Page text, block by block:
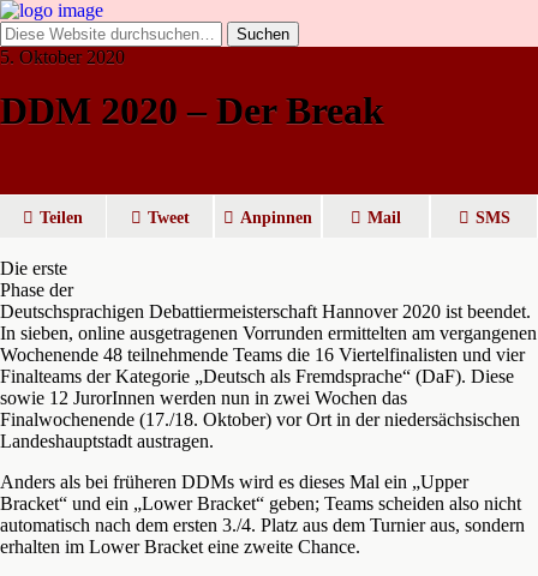
5. Oktober 2020
DDM 2020 – Der Break
Teilen Tweet Anpinnen Mail SMS
Die erste
Phase der
Deutschsprachigen Debattiermeisterschaft Hannover 2020 ist beendet.
In sieben, online ausgetragenen Vorrunden ermittelten am vergangenen
Wochenende 48 teilnehmende Teams die 16 Viertelfinalisten und vier
Finalteams der Kategorie „Deutsch als Fremdsprache“ (DaF). Diese
sowie 12 JurorInnen werden nun in zwei Wochen das
Finalwochenende (17./18. Oktober) vor Ort in der niedersächsischen
Landeshauptstadt austragen.
Anders als bei früheren DDMs wird es dieses Mal ein „Upper
Bracket“ und ein „Lower Bracket“ geben; Teams scheiden also nicht
automatisch nach dem ersten 3./4. Platz aus dem Turnier aus, sondern
erhalten im Lower Bracket eine zweite Chance.